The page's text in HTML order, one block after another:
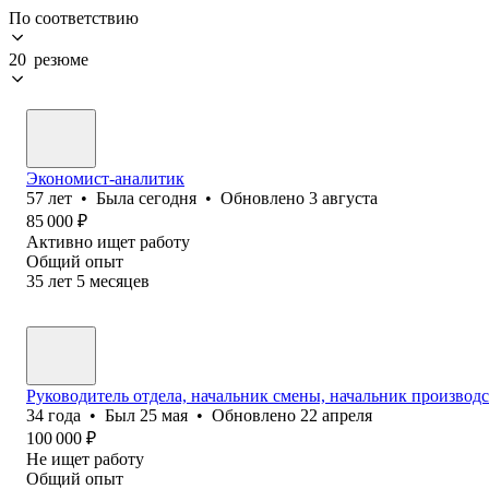
По соответствию
20 резюме
Экономист-аналитик
57 лет • Была сегодня • Обновлено 3 августа
85 000 ₽
Активно ищет работу
Общий опыт
35 лет 5 месяцев
Руководитель отдела, начальник смены, начальник
34 года • Был 25 мая • Обновлено 22 апреля
100 000 ₽
Не ищет работу
Общий опыт